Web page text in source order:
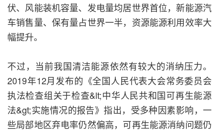
伏、风能装机容量、发电量均居世界首位，新能源汽
车销售量、保有量占世界一半，资源能源利用效率大
幅提升。
不过，当前我国清洁能源依然有较大的消纳压力。
2019年12月发布的《全国人民代表大会常务委员会
执法检查组关于检查&lt;中华人民共和国可再生能源
法&gt;实施情况的报告》指出，受多种因素影响，一
些局部地区弃电率仍然偏高，可再生能源消纳问题仍